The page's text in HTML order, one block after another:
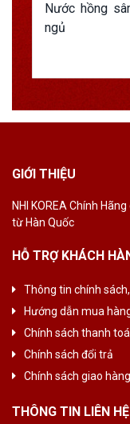
Nước hồng
ngủ
GIỚI THIỆU
NHI KOREA Chính
từ Hàn Quốc
HỖ TRỢ KHÁCH
Thông tin chính
Hướng dẫn mua
Chính sách thanh
Chính sách đổi trả
Chính sách giao hàng
THÔNG TIN LIÊN HỆ